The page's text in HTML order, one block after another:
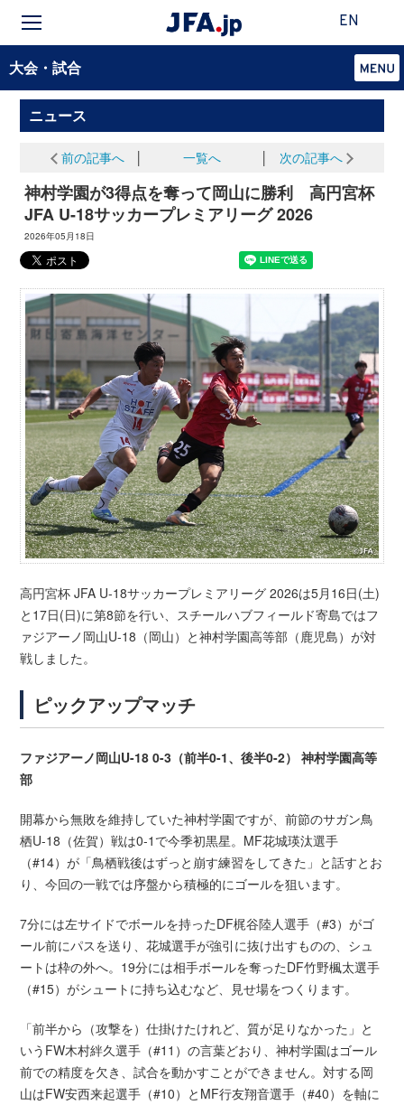
EN
大会・試合
ニュース
前の記事へ 一覧へ 次の記事へ
神村学園が3得点を奪って岡山に勝利 高円宮杯
JFA U-18サッカープレミアリーグ 2026
2026年05月18日
高円宮杯 JFA U-18サッカープレミアリーグ 2026は5月16日(土)
と17日(日)に第8節を行い、スチールハブフィールド寄島ではフ
ァジアーノ岡山U-18（岡山）と神村学園高等部（鹿児島）が対
戦しました。
ピックアップマッチ
ファジアーノ岡山U-18 0-3（前半0-1、後半0-2） 神村学園高等
部
開幕から無敗を維持していた神村学園ですが、前節のサガン鳥
栖U-18（佐賀）戦は0-1で今季初黒星。MF花城瑛汰選手
（#14）が「鳥栖戦後はずっと崩す練習をしてきた」と話すとお
り、今回の一戦では序盤から積極的にゴールを狙います。
7分には左サイドでボールを持ったDF梶谷陸人選手（#3）がゴ
ール前にパスを送り、花城選手が強引に抜け出すものの、シュ
ートは枠の外へ。19分には相手ボールを奪ったDF竹野楓太選手
（#15）がシュートに持ち込むなど、見せ場をつくります。
「前半から（攻撃を）仕掛けたけれど、質が足りなかった」と
いうFW木村絆久選手（#11）の言葉どおり、神村学園はゴール
前での精度を欠き、試合を動かすことができません。対する岡
山はFW安西来起選手（#10）とMF行友翔音選手（#40）を軸に